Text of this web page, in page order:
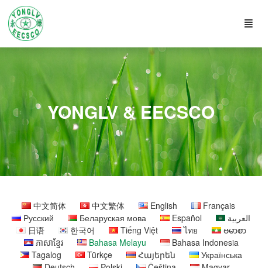
YONGLV & EECSCO
中文简体 中文繁体 English
Français
Русский
Беларуская мова Español
العربية
日语
한국어 Tiếng Việt ไทย
ဗမာစာ
ភាសាខ្មែរ
Bahasa Melayu
Bahasa Indonesia
Tagalog
Türkçe Հայերեն
Українська